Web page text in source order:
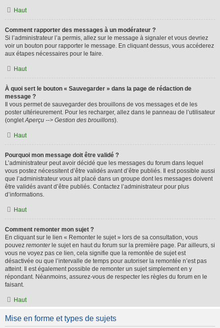
Haut
Comment rapporter des messages à un modérateur ?
Si l’administrateur l’a permis, allez sur le message à signaler et vous devriez
voir un bouton pour rapporter le message. En cliquant dessus, vous accéderez
aux étapes nécessaires pour le faire.
Haut
À quoi sert le bouton « Sauvegarder » dans la page de rédaction de
message ?
Il vous permet de sauvegarder des brouillons de vos messages et de les
poster ultérieurement. Pour les recharger, allez dans le panneau de l’utilisateur
(ongletAperçu --> Gestion des brouillons).
Haut
Pourquoi mon message doit être validé ?
L’administrateur peut avoir décidé que les messages du forum dans lequel
vous postez nécessitent d’être validés avant d’être publiés. Il est possible aussi
que l’administrateur vous ait placé dans un groupe dont les messages doivent
être validés avant d’être publiés. Contactez l’administrateur pour plus
d’informations.
Haut
Comment remonter mon sujet ?
En cliquant sur le lien « Remonter le sujet » lors de sa consultation, vous
pouvez remonterle sujet en haut du forum sur la première page. Par ailleurs, si
vous ne voyez pas ce lien, cela signifie que la remontée de sujet est
désactivée ou que l’intervalle de temps pour autoriser la remontée n’est pas
atteint. Il est également possible de remonter un sujet simplement en y
répondant. Néanmoins, assurez-vous de respecter les règles du forum en le
faisant.
Haut
Mise en forme et types de sujets